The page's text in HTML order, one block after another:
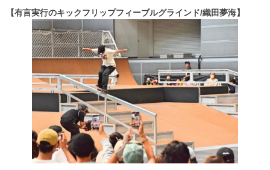
【有言実行のキックフリップフィーブルグラインド/織田夢海】